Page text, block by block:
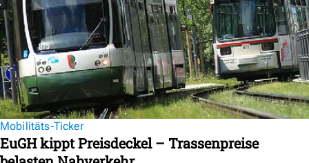
Mobilitäts-Ticker
EuGH kippt Preisdeckel – Trassenpreise